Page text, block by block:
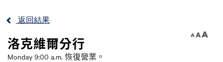
返回結果
洛克維爾分行
Monday 9:00 a.m. 恢復營業。
A
A A